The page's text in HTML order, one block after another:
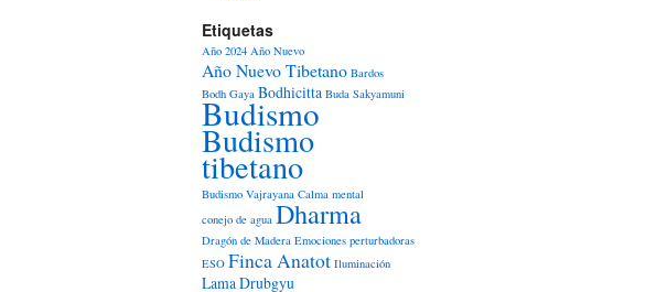
Etiquetas
Año 2024 Año Nuevo
Año Nuevo Tibetano Bardos
Bodh Gaya Bodhicitta Buda Sakyamuni
Budismo
Budismo
tibetano
Budismo Vajrayana Calma mental
conejo de agua Dharma
Dragón de Madera Emociones perturbadoras
ESO Finca Anatot Iluminación
Lama Drubgyu